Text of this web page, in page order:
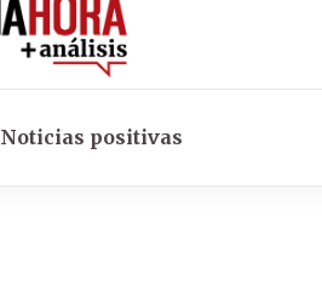
Noticias positivas